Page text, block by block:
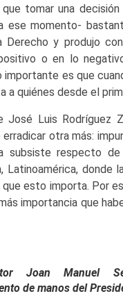
tomar una
ese momento-
y produjo
o en lo
importante es que
quiénes desde el
José Luis Rodríguez
otra más:
subsiste respecto
Latinoamérica,
esto importa. Por
importancia que
Joan Manuel
de manos del